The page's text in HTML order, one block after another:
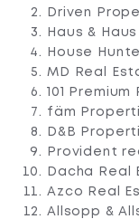
Driven
Haus &
House
MD Real
101
fäm
D&B
Provident
Dacha Real
Azco Real
Allsopp &